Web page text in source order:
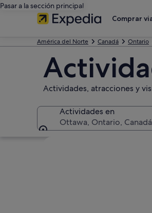
Pasar a la sección principal
Comprar
América del Norte Canadá Ontario
Actividades, atracciones y
Actividades en
Ottawa, Ontario, Canadá